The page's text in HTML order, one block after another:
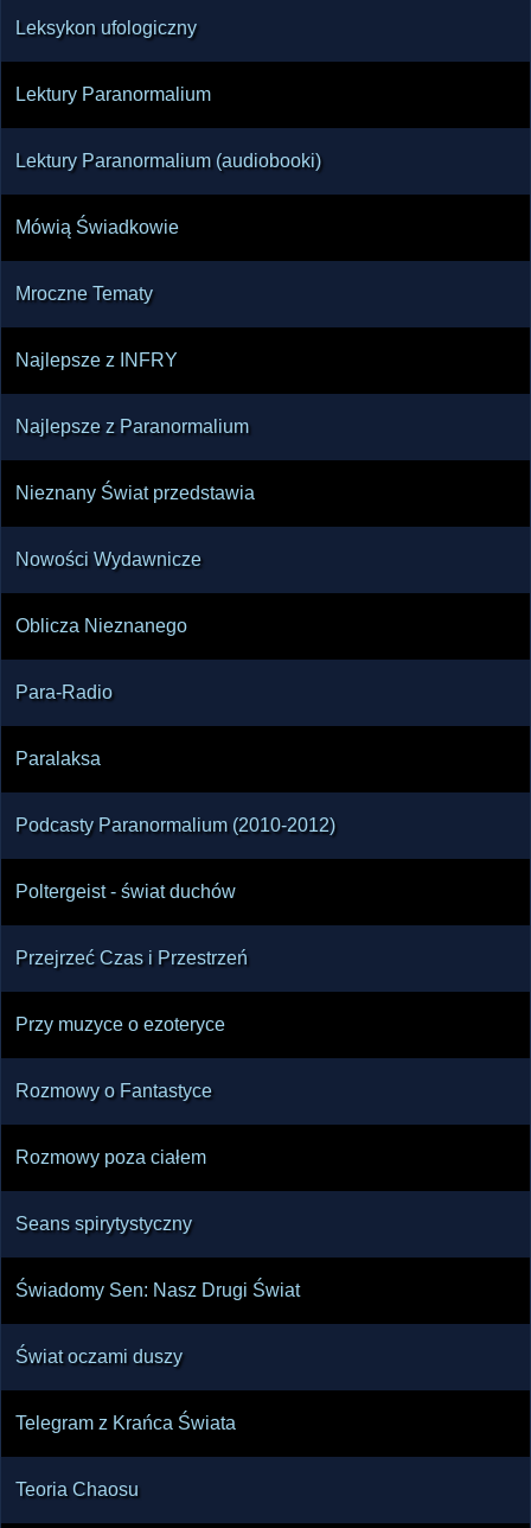
Leksykon ufologiczny
Lektury Paranormalium
Lektury Paranormalium (audiobooki)
Mówią Świadkowie
Mroczne Tematy
Najlepsze z INFRY
Najlepsze z Paranormalium
Nieznany Świat przedstawia
Nowości Wydawnicze
Oblicza Nieznanego
Para-Radio
Paralaksa
Podcasty Paranormalium (2010-2012)
Poltergeist - świat duchów
Przejrzeć Czas i Przestrzeń
Przy muzyce o ezoteryce
Rozmowy o Fantastyce
Rozmowy poza ciałem
Seans spirytystyczny
Świadomy Sen: Nasz Drugi Świat
Świat oczami duszy
Telegram z Krańca Świata
Teoria Chaosu